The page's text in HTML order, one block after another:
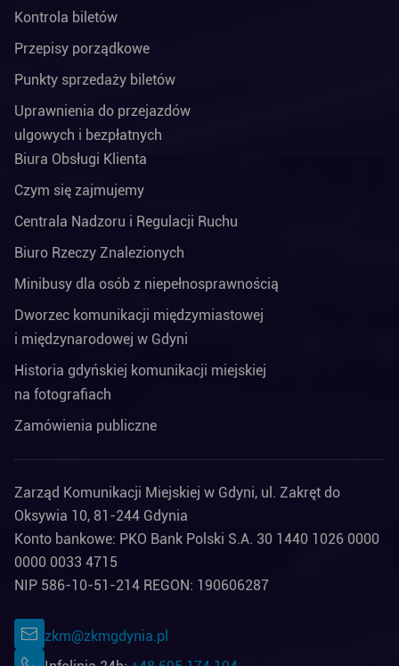
Kontrola biletów
Przepisy porządkowe
Punkty sprzedaży biletów
Uprawnienia do przejazdów
ulgowych i bezpłatnych
Biura Obsługi Klienta
Czym się zajmujemy
Centrala Nadzoru i Regulacji Ruchu
Biuro Rzeczy Znalezionych
Minibusy dla osób z niepełnosprawnością
Dworzec komunikacji międzymiastowej
i międzynarodowej w Gdyni
Historia gdyńskiej komunikacji miejskiej
na fotografiach
Zamówienia publiczne
Zarząd Komunikacji Miejskiej w Gdyni, ul. Zakręt do
Oksywia 10, 81-244 Gdynia
Konto bankowe: PKO Bank Polski S.A. 30 1440 1026 0000
0000 0033 4715
NIP 586-10-51-214 REGON: 190606287
zkm@zkmgdynia.pl